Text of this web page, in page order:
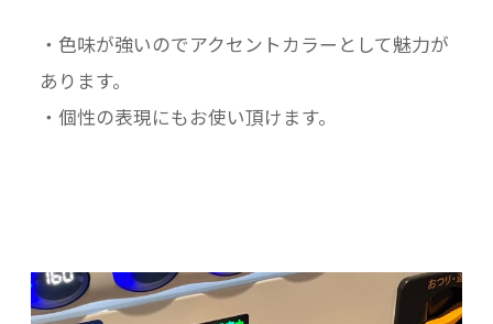
・色味が強いのでアクセントカラーとして魅力が
あります。
・個性の表現にもお使い頂けます。